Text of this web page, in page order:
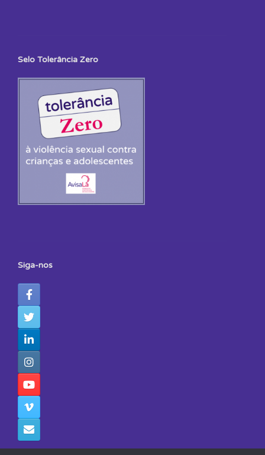
Selo Tolerância Zero
Siga-nos